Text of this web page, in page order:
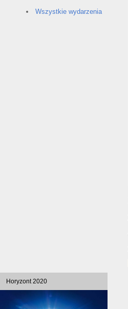
Wszystkie wydarzenia
Horyzont 2020